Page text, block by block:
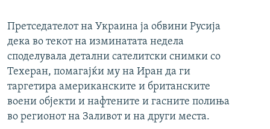
Претседателот на Украина ја обвини Русија
дека во текот на изминатата недела
споделувала детални сателитски снимки со
Техеран, помагајќи му на Иран да ги
таргетира американските и британските
воени објекти и нафтените и гасните полиња
во регионот на Заливот и на други места.